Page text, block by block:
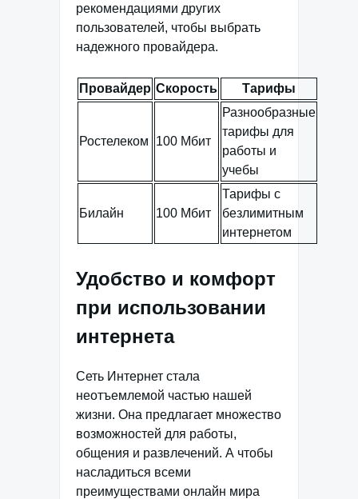
рекомендациями других
пользователей, чтобы выбрать
надежного провайдера.
Провайдер Скорость Тарифы
Ростелеком 100 Мбит
Разнообразные
тарифы для
работы и
учебы
Билайн 100 Мбит
Тарифы с
безлимитным
интернетом
Удобство и комфорт
при использовании
интернета
Сеть Интернет стала
неотъемлемой частью нашей
жизни. Она предлагает множество
возможностей для работы,
общения и развлечений. А чтобы
насладиться всеми
преимуществами онлайн мира